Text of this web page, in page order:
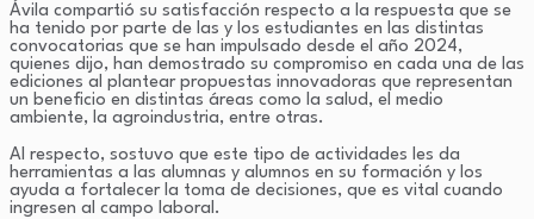
Ávila compartió su satisfacción respecto a la respuesta que se
ha tenido por parte de las y los estudiantes en las distintas
convocatorias que se han impulsado desde el año 2024,
quienes dijo, han demostrado su compromiso en cada una de las
ediciones al plantear propuestas innovadoras que representan
un beneficio en distintas áreas como la salud, el medio
ambiente, la agroindustria, entre otras.
Al respecto, sostuvo que este tipo de actividades les da
herramientas a las alumnas y alumnos en su formación y los
ayuda a fortalecer la toma de decisiones, que es vital cuando
ingresen al campo laboral.